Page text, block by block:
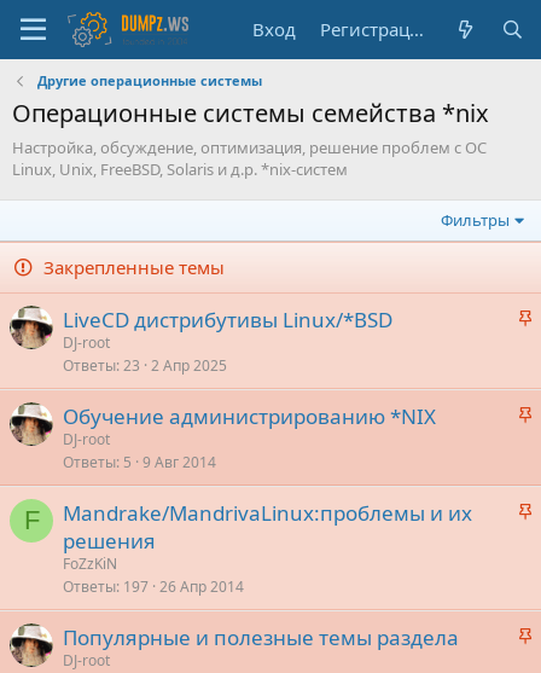
Вход Регистрация
Другие операционные системы
Операционные системы семейства *nix
Настройка, обсуждение, оптимизация, решение проблем с ОС
Linux, Unix, FreeBSD, Solaris и д.р. *nix-систем
Фильтры
Закрепленные темы
З
р
е
е
н
LiveCD дистрибутивы Linux/*BSD
DJ-root
Ответы 23 2 Апр 2025
З
р
е
н
о
Обучение администрированию *NIX
DJ-root
Ответы 5 9 Авг 2014
F
З
е
п
Mandrake/MandrivaLinux:проблемы и их
решения
FoZzKiN
Ответы 197 26 Апр 2014
З
Популярные и полезные темы раздела
DJ-root